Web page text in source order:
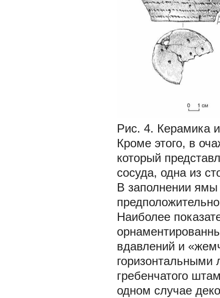
Рис. 4. Керамика
Кроме этого, в
который
сосуда, одна из
В заполнении
Наиболее
вдавлений и
горизонтальными
гребенчатого
одном случае